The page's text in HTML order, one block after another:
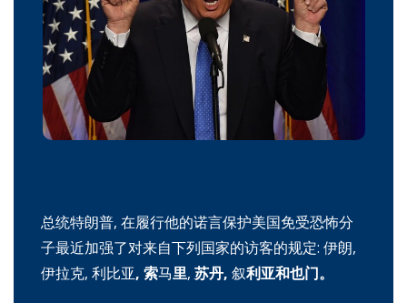
总统特朗普, 在履行他的诺言保护美国免受恐怖分
子最近加强了对来自下列国家的访客的规定: 伊朗,
伊拉克, 利比亚, 索马里, 苏丹, 叙利亚和也门。